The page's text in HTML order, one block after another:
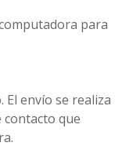
para
El envío se realiza
contacto que